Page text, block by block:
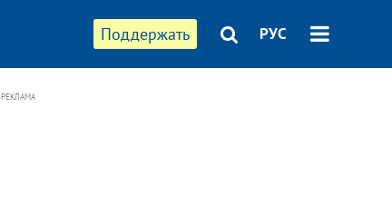
Поддержать РУС
РЕКЛАМА